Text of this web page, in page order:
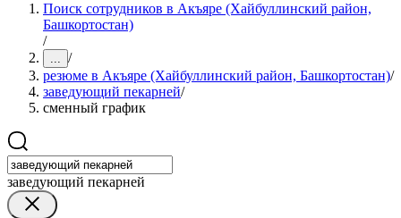
Поиск сотрудников в Акъяре (Хайбуллинский район,
Башкортостан)
/
... /
резюме в Акъяре (Хайбуллинский район, Башкортостан)/
заведующий пекарней/
сменный график
заведующий пекарней